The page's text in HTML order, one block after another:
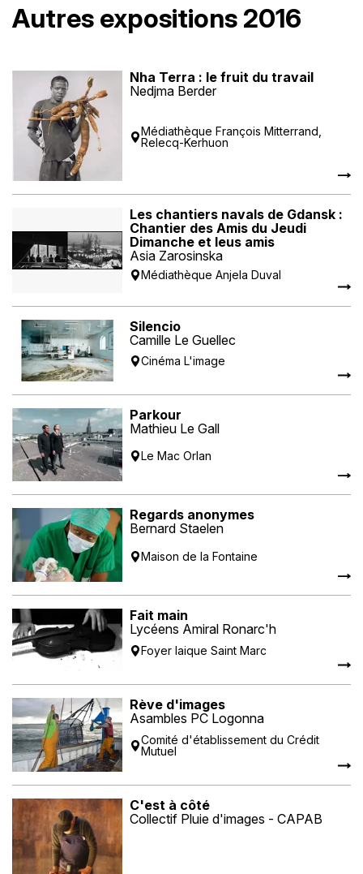
Autres expositions 2016
Nha Terra : le fruit du travail
Nedjma Berder
Médiathèque François Mitterrand,
Relecq-Kerhuon
Les chantiers navals de Gdansk :
Chantier des Amis du Jeudi
Dimanche et leus amis
Asia Zarosinska
Médiathèque Anjela Duval
Silencio
Camille Le Guellec
Cinéma L'image
Parkour
Mathieu Le Gall
Le Mac Orlan
Regards anonymes
Bernard Staelen
Maison de la Fontaine
Fait main
Lycéens Amiral Ronarc'h
Foyer laique Saint Marc
Rève d'images
Asambles PC Logonna
Comité d'établissement du Crédit
Mutuel
C'est à côté
Collectif Pluie d'images - CAPAB